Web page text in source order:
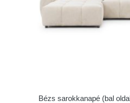
Bézs sarokkanapé (bal